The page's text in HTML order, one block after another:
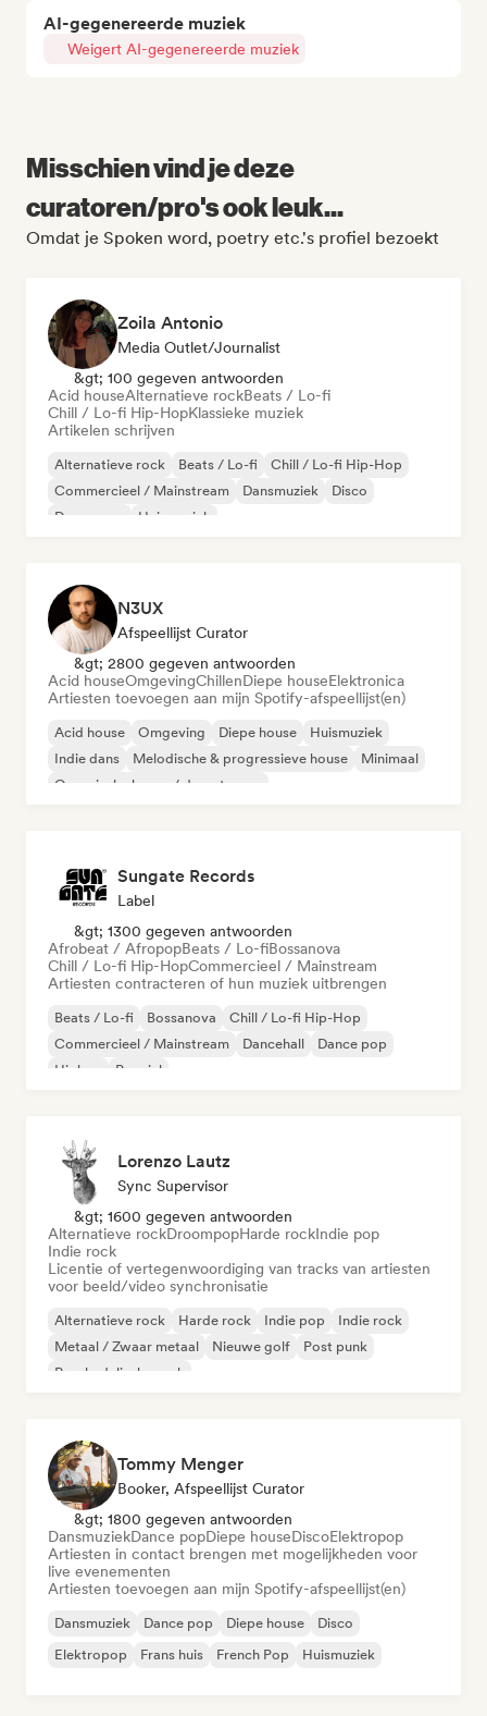
AI-gegenereerde muziek
Weigert AI-gegenereerde muziek
Misschien vind je deze
curatoren/pro's ook leuk...
Omdat je Spoken word, poetry etc.'s profiel bezoekt
Zoila Antonio
Media Outlet/Journalist
&gt; 100 gegeven antwoorden
Acid houseAlternatieve rockBeats / Lo-fi
Chill / Lo-fi Hip-HopKlassieke muziek
Artikelen schrijven
Alternatieve rock Beats / Lo-fi
Chill / Lo-fi Hip-Hop
Commercieel / Mainstream
Dansmuziek
Disco
Droompop
Huismuziek
N3UX
Afspeellijst Curator
&gt; 2800 gegeven antwoorden
Acid houseOmgevingChillenDiepe houseElektronica
Artiesten toevoegen aan mijn Spotify-afspeellijst(en)
Acid house Omgeving Diepe house
Huismuziek
Indie dans
Melodische & progressieve house
Minimaal
Organische house / downtempo
Sungate Records
Label
&gt; 1300 gegeven antwoorden
Afrobeat / AfropopBeats / Lo-fiBossanova
Chill / Lo-fi Hip-HopCommercieel / Mainstream
Artiesten contracteren of hun muziek uitbrengen
Beats / Lo-fi Bossanova
Chill / Lo-fi Hip-Hop
Commercieel / Mainstream
Dancehall
Dance pop
Hiphop
Popziel
Lorenzo Lautz
Sync Supervisor
&gt; 1600 gegeven antwoorden
Alternatieve rockDroompopHarde rockIndie pop
Indie rock
Licentie of vertegenwoordiging van tracks van artiesten
voor beeld/video synchronisatie
Alternatieve rock Harde rock Indie pop
Indie rock
Metaal / Zwaar metaal
Nieuwe golf
Post punk
Psychedelische rock
Tommy Menger
Booker, Afspeellijst Curator
&gt; 1800 gegeven antwoorden
DansmuziekDance popDiepe houseDiscoElektropop
Artiesten in contact brengen met mogelijkheden voor
live evenementen
Artiesten toevoegen aan mijn Spotify-afspeellijst(en)
Dansmuziek Dance pop Diepe house
Disco
Elektropop
Frans huis French Pop Huismuziek